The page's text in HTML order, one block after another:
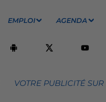
EMPLOI AGENDA
VOTRE PUBLICITÉ